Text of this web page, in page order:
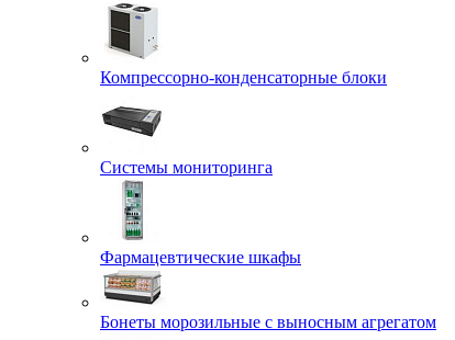
Компрессорно-конденсаторные блоки
Системы мониторинга
Фармацевтические шкафы
Бонеты морозильные с выносным агрегатом